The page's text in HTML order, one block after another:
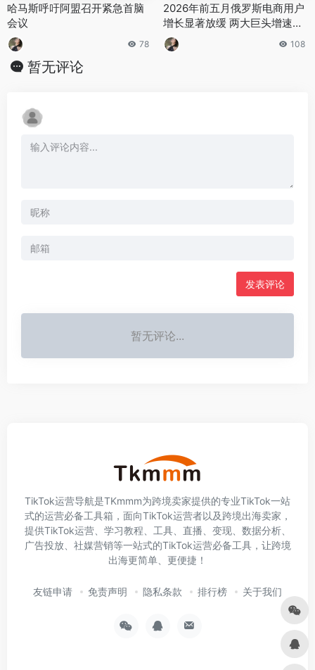
哈马斯呼吁阿盟召开紧急首脑
会议
78
2026年前五月俄罗斯电商用户
增长显著放缓 两大巨头增速均
不足5%
108
暂无评论
发表评论
暂无评论...
TikTok运营导航是TKmmm为跨境卖家提供的专业TikTok一站
式的运营必备工具箱，面向TikTok运营者以及跨境出海卖家，
提供TikTok运营、学习教程、工具、直播、变现、数据分析、
广告投放、社媒营销等一站式的TikTok运营必备工具，让跨境
出海更简单、更便捷！
友链申请 免责声明 隐私条款 排行榜 关于我们